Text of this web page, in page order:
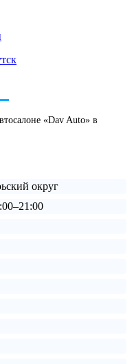
«Dav Auto» в
округ